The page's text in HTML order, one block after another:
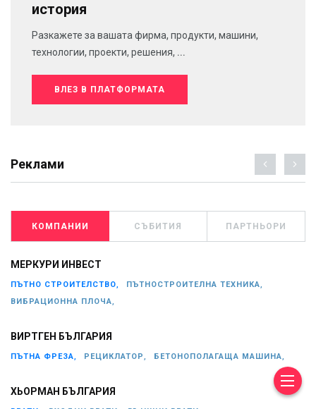
история
Разкажете за вашата фирма, продукти, машини,
технологии, проекти, решения, ...
ВЛЕЗ В ПЛАТФОРМАТА
Реклами
КОМПАНИИ СЪБИТИЯ ПАРТНЬОРИ
МЕРКУРИ ИНВЕСТ
ПЪТНО СТРОИТЕЛСТВО,
ПЪТНОСТРОИТЕЛНА ТЕХНИКА,
ВИБРАЦИОННА ПЛОЧА,
ВИРТГЕН БЪЛГАРИЯ
ПЪТНА ФРЕЗА, РЕЦИКЛАТОР, БЕТОНОПОЛАГАЩА МАШИНА,
ХЬОРМАН БЪЛГАРИЯ